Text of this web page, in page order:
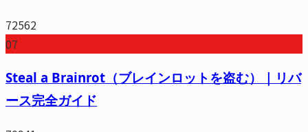
72562
07
Steal a Brainrot（ブレインロットを盗む）｜リバ
ース完全ガイド